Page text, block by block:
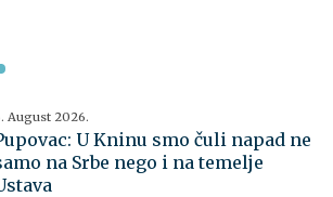
August 2026.
U Kninu smo čuli napad ne
na Srbe nego i na temelje